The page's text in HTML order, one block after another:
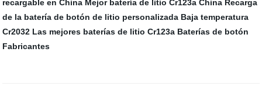
recargable en China Mejor batería de litio Cr123a China Recarga
de la batería de botón de litio personalizada Baja temperatura
Cr2032 Las mejores baterías de litio Cr123a Baterías de botón
Fabricantes